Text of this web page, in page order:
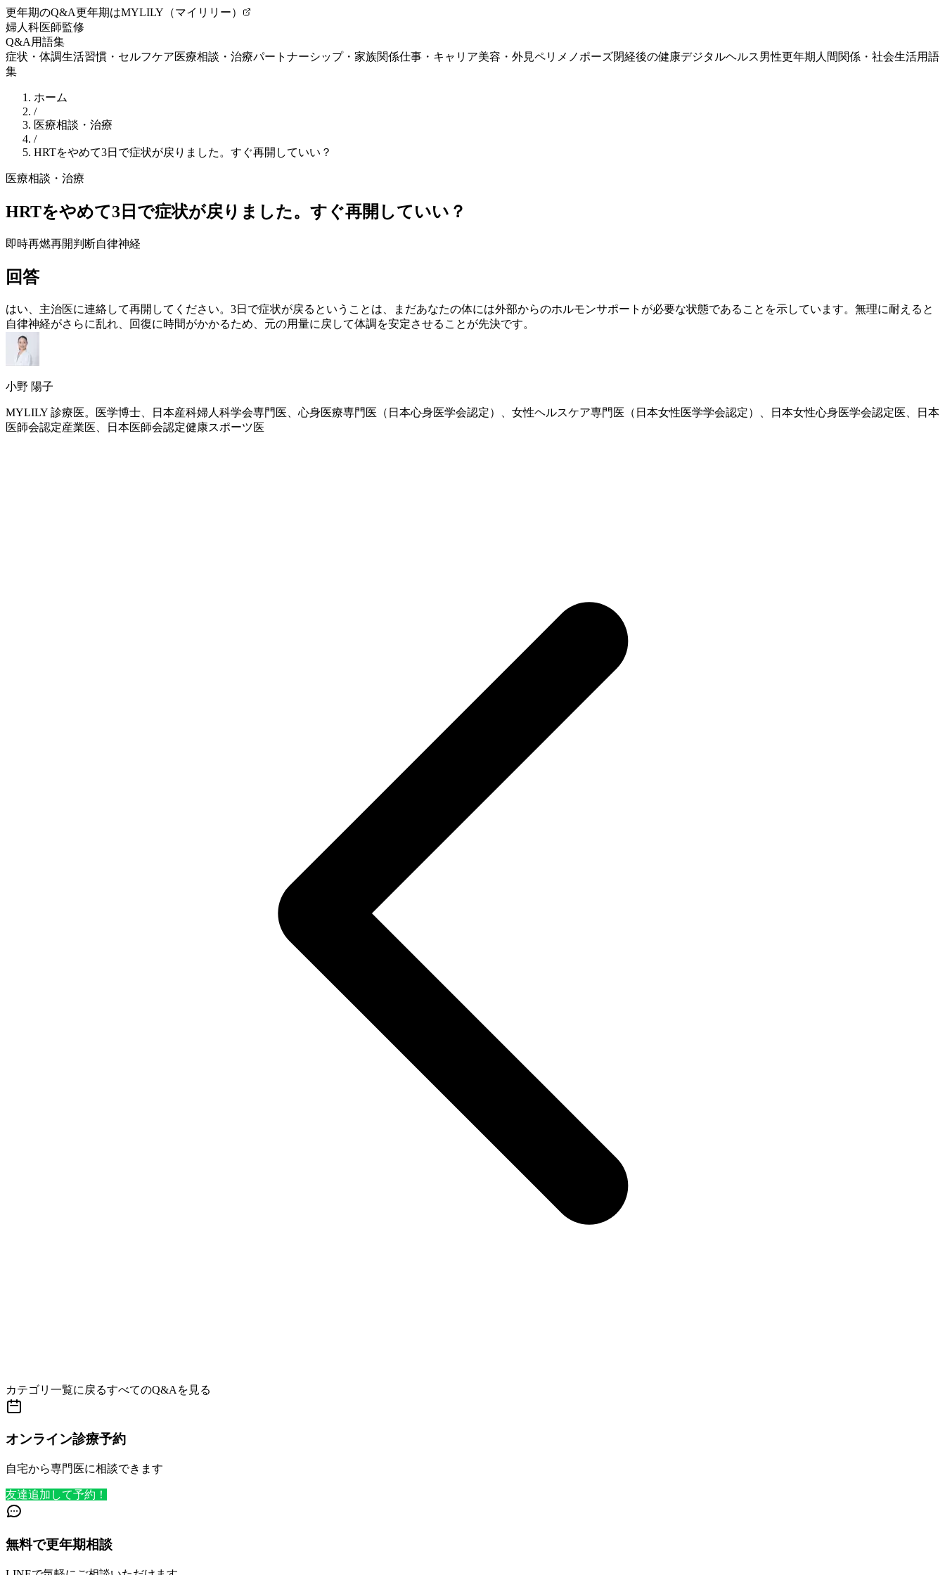
更年期のQ&A更年期はMYLILY（マイリリー）
婦人科医師監修
Q&A 用語集
症状・体調生活習慣・セルフケア医療相談・治療パートナーシップ・家族関係仕事・キャリア美容・外見ペリメノポーズ閉経後の健康デジタルヘルス男性更年期 人間関係・社会生活用語
集
ホーム
/
医療相談・治療
/
HRTをやめて3日で症状が戻りました。すぐ再開していい？
医療相談・治療
HRTをやめて3日で症状が戻りました。すぐ再開していい？
即時再燃再開判断自律神経
回答
はい、主治医に連絡して再開してください。3日で症状が戻るということは、まだあなたの体には外部からのホルモンサポートが必要な状態であることを示しています。無理に耐えると
自律神経がさらに乱れ、回復に時間がかかるため、元の用量に戻して体調を安定させることが先決です。
小野 陽子
MYLILY 診療医。医学博士、日本産科婦人科学会専門医、心身医療専門医（日本心身医学会認定）、女性ヘルスケア専門医（日本女性医学学会認定）、日本女性心身医学会認定医、日本
医師会認定産業医、日本医師会認定健康スポーツ医
カテゴリ一覧に戻るすべてのQ&Aを見る
オンライン診療予約
自宅から専門医に相談できます
友達追加して予約！
無料で更年期相談